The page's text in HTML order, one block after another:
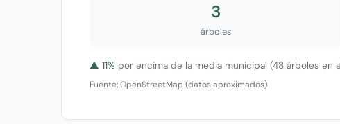
3
árboles
▲ 11% por encima de la media municipal (48 árboles en
Fuente: OpenStreetMap (datos aproximados)